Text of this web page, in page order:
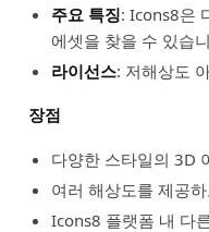
주요 특징: Icons8은
에셋을 찾을 수 있습
라이선스: 저해상도
장점
다양한 스타일의 3D
여러 해상도를 제공
Icons8 플랫폼 내 다